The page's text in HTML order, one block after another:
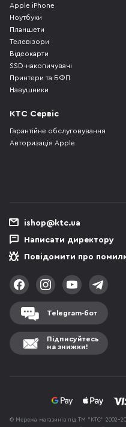
Apple iPhone
Ноутбуки
Планшети
Телевізори
Відеокарти
SSD-накопичувачі
Принтери та БФП
Навушники
КТС Сервіс
Гарантійне обслуговування
Авторизація Apple
ishop@ktc.ua
Написати директору
Повідомити про
Telegram-бот
Підписуйтесь
на знижки!
© Мережа магазинів під ТМ "КТС" 2002-